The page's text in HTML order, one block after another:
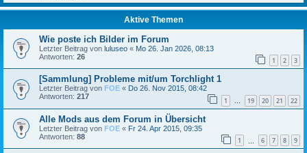
Aktive Themen
Wie poste ich Bilder im Forum
Letzter Beitrag von luluseo « Mo 26. Jan 2026, 08:13
Antworten: 26 1 2 3
[Sammlung] Probleme mit/um Torchlight 1
Letzter Beitrag von FOE « Do 26. Nov 2015, 08:42
Antworten: 217 1 … 19 20 21 22
Alle Mods aus dem Forum in Übersicht
Letzter Beitrag von FOE « Fr 24. Apr 2015, 09:35
Antworten: 88 1 6 7 8 9